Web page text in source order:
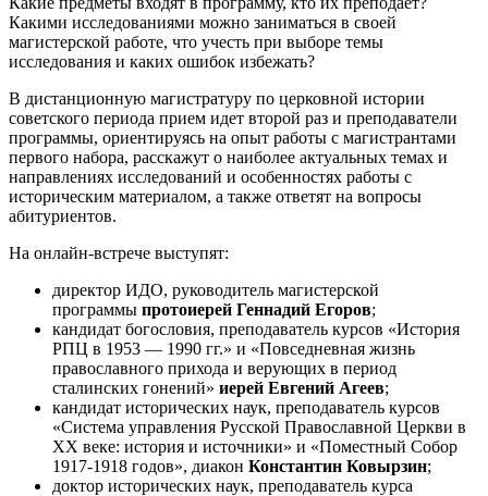
Какими исследованиями можно заниматься в своей
магистерской работе, что учесть при выборе темы
исследования и каких ошибок избежать?
В дистанционную магистратуру по церковной истории
советского периода прием идет второй раз и преподаватели
программы, ориентируясь на опыт работы с магистрантами
первого набора, расскажут о наиболее актуальных темах и
направлениях исследований и особенностях работы с
историческим материалом, а также ответят на вопросы
абитуриентов.
На онлайн-встрече выступят:
директор ИДО, руководитель магистерской
программы протоиерей Геннадий Егоров;
кандидат богословия, преподаватель курсов «История
РПЦ в 1953 — 1990 гг.» и «Повседневная жизнь
православного прихода и верующих в период
сталинских гонений» иерей Евгений Агеев;
кандидат исторических наук, преподаватель курсов
«Система управления Русской Православной Церкви в
XX веке: история и источники» и «Поместный Собор
1917-1918 годов», диакон Константин Ковырзин;
доктор исторических наук, преподаватель курса